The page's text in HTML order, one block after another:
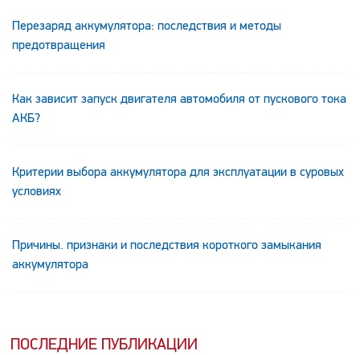
Перезаряд аккумулятора: последствия и методы
предотвращения
Как зависит запуск двигателя автомобиля от пускового тока
АКБ?
Критерии выбора аккумулятора для эксплуатации в суровых
условиях
Причины. признаки и последствия короткого замыкания
аккумулятора
ПОСЛЕДНИЕ ПУБЛИКАЦИИ